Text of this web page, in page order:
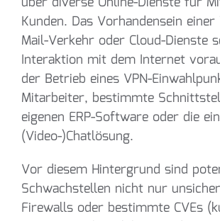
Kunden. Das Vorhandensein
Mail-Verkehr oder Cloud-Dienste
Interaktion mit dem Internet
der Betrieb eines VPN-
Mitarbeiter, bestimmte
eigenen ERP-Software oder die
(Video-)Chatlösung.
Vor diesem Hintergrund sind
Schwachstellen nicht nur
Firewalls oder bestimmte CVEs